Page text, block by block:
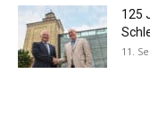
125
11.